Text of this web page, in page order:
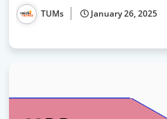
TUMs January 26, 2025